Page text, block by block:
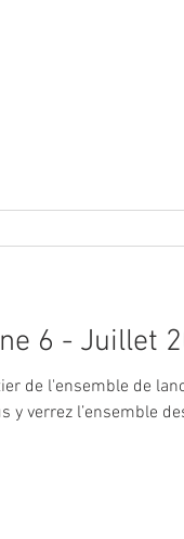
6 - Juillet
de l'ensemble de
y verrez l’ensemble